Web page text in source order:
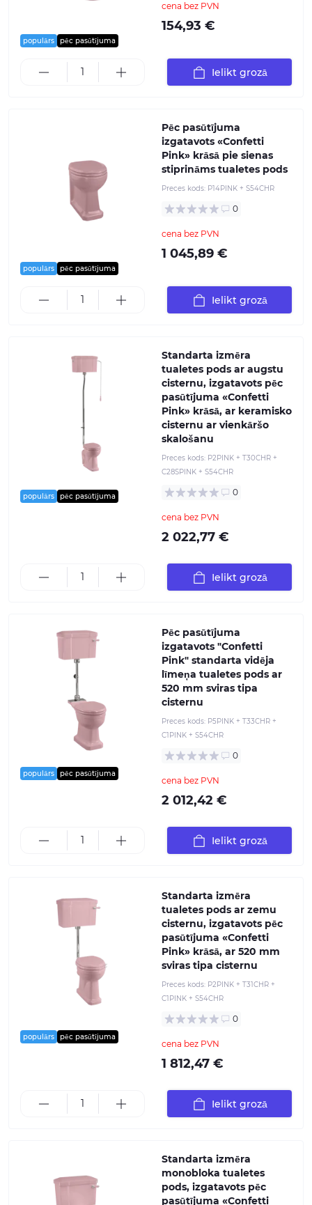
populārs pēc pasūtījuma
cena bez PVN
154,93 €
Ielikt grozā
populārs pēc pasūtījuma
Pēc pasūtījuma
izgatavots «Confetti
Pink» krāsā pie sienas
stiprināms tualetes pods
Preces kods: P14PINK + S54CHR
0
cena bez PVN
1 045,89 €
Ielikt grozā
populārs pēc pasūtījuma
Standarta izmēra
tualetes pods ar augstu
cisternu, izgatavots pēc
pasūtījuma «Confetti
Pink» krāsā, ar keramisko
cisternu ar vienkāršo
skalošanu
Preces kods: P2PINK + T30CHR +
C28SPINK + S54CHR
0
cena bez PVN
2 022,77 €
Ielikt grozā
populārs pēc pasūtījuma
Pēc pasūtījuma
izgatavots "Confetti
Pink" standarta vidēja
līmeņa tualetes pods ar
520 mm sviras tipa
cisternu
Preces kods: P5PINK + T33CHR +
C1PINK + S54CHR
0
cena bez PVN
2 012,42 €
Ielikt grozā
populārs pēc pasūtījuma
Standarta izmēra
tualetes pods ar zemu
cisternu, izgatavots pēc
pasūtījuma «Confetti
Pink» krāsā, ar 520 mm
sviras tipa cisternu
Preces kods: P2PINK + T31CHR +
C1PINK + S54CHR
0
cena bez PVN
1 812,47 €
Ielikt grozā
Standarta izmēra
monobloka tualetes
pods, izgatavots pēc
pasūtījuma «Confetti